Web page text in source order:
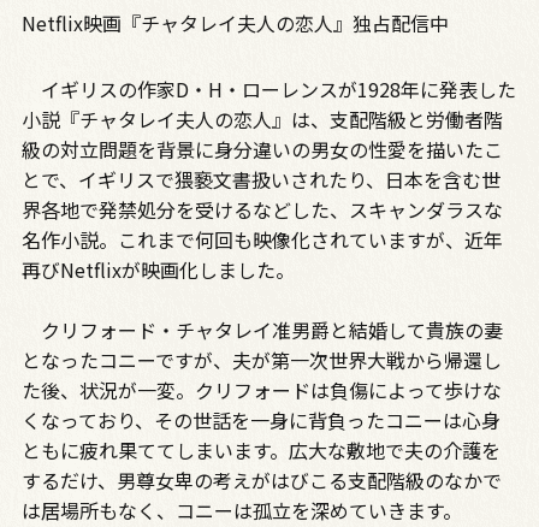
Netflix映画『チャタレイ夫人の恋人』独占配信中
イギリスの作家D・H・ローレンスが1928年に発表した
小説『チャタレイ夫人の恋人』は、支配階級と労働者階
級の対立問題を背景に身分違いの男女の性愛を描いたこ
とで、イギリスで猥褻文書扱いされたり、日本を含む世
界各地で発禁処分を受けるなどした、スキャンダラスな
名作小説。これまで何回も映像化されていますが、近年
再びNetflixが映画化しました。
クリフォード・チャタレイ准男爵と結婚して貴族の妻
となったコニーですが、夫が第一次世界大戦から帰還し
た後、状況が一変。クリフォードは負傷によって歩けな
くなっており、その世話を一身に背負ったコニーは心身
ともに疲れ果ててしまいます。広大な敷地で夫の介護を
するだけ、男尊女卑の考えがはびこる支配階級のなかで
は居場所もなく、コニーは孤立を深めていきます。